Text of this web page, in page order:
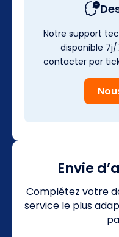
Notre support
disponible 7j/
contacter par
Envie
Complétez votre
service le plus